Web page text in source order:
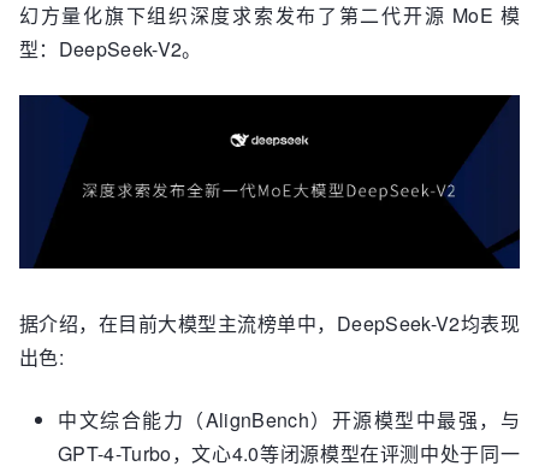
幻方量化旗下组织深度求索发布了第二代开源 MoE 模
型：DeepSeek-V2。
据介绍，在目前大模型主流榜单中，DeepSeek-V2均表现
出色:
中文综合能力（AlignBench）开源模型中最强，与
GPT-4-Turbo，文心4.0等闭源模型在评测中处于同一